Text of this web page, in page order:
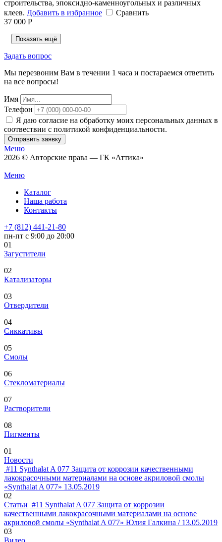
строительства, эпоксидно-каменноугольных и различных
клеев. Добавить в избранное
Сравнить
37 000 Р
Показать ещё
Задать вопрос
Мы перезвоним Вам в течении 1 часа и постараемся ответить
на все вопросы!
Имя
Телефон
Я даю согласие на обработку моих персональных данных в
соотвествии с политикой конфиденциальности.
Отправить заявку
Меню
2026 © Авторские права — ГК «Аттика»
Меню
Каталог
Наша работа
Контакты
+7 (812) 441-21-80
пн-пт с 9:00 до 20:00
01
Загустители
02
Катализаторы
03
Отвердители
04
Сиккативы
05
Смолы
06
Стекломатериалы
07
Растворители
08
Пигменты
01
Новости
#11 Synthalat A 077 Защита от коррозии качественными
лакокрасочными материалами на основе акриловой смолы
«Synthalat A 077» 13.05.2019
02
Статьи #11 Synthalat A 077 Защита от коррозии
качественными лакокрасочными материалами на основе
акриловой смолы «Synthalat A 077» Юлия Галкина / 13.05.2019
03
Видео